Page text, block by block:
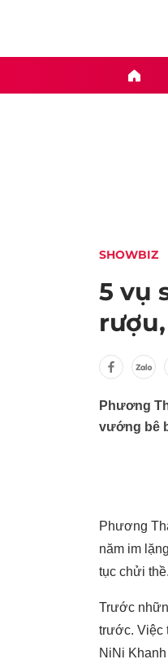
SHOWBIZ
5 vụ
Phương
vướng bê
Phương
năm im
tục chửi thề.
Trước
trước. Việc
NiNi